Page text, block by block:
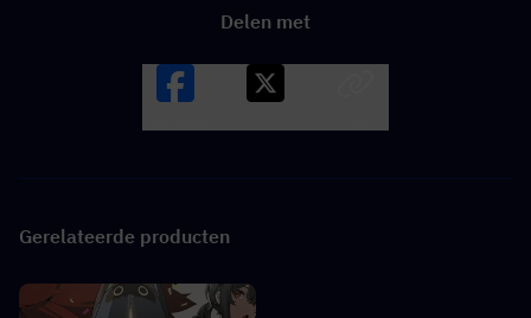
Delen met
Gerelateerde producten